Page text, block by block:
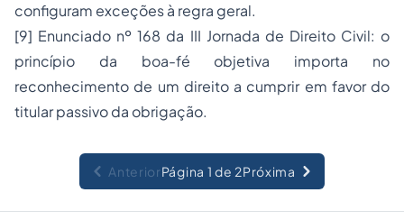
configuram exceções à regra geral.
[9] Enunciado nº 168 da III Jornada de Direito Civil: o
princípio da boa-fé objetiva importa no
reconhecimento de um direito a cumprir em favor do
titular passivo da obrigação.
AnteriorPágina 1 de 2Próxima